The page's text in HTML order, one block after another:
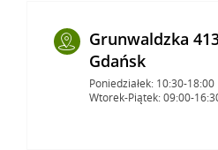
Grunwaldzka
Gdańsk
Poniedziałek: 10:30-18:00
Wtorek-Piątek: 09:00-